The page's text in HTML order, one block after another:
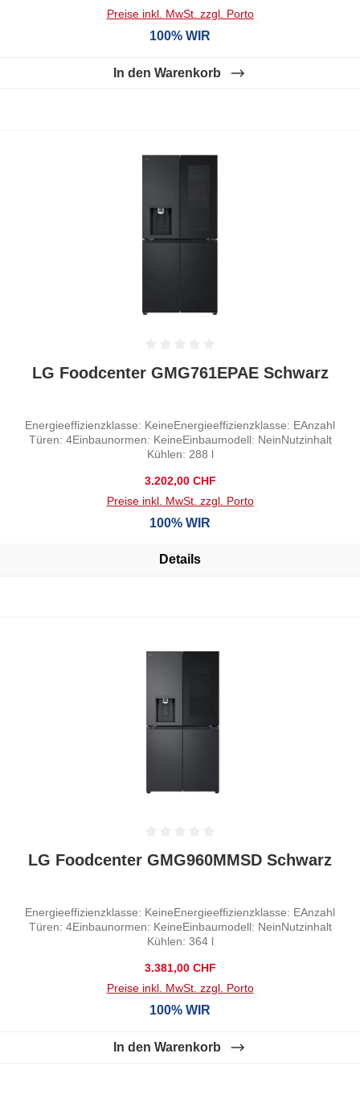
Preise inkl. MwSt. zzgl. Porto
100% WIR
In den Warenkorb
Durchschnittliche Bewertung von 0 von 5 Sternen
LG Foodcenter GMG761EPAE Schwarz
Energieeffizienzklasse: KeineEnergieeffizienzklasse: EAnzahl
Türen: 4Einbaunormen: KeineEinbaumodell: NeinNutzinhalt
Kühlen: 288 l
Regulärer Preis:
3.202,00 CHF
Preise inkl. MwSt. zzgl. Porto
100% WIR
Details
Durchschnittliche Bewertung von 0 von 5 Sternen
LG Foodcenter GMG960MMSD Schwarz
Energieeffizienzklasse: KeineEnergieeffizienzklasse: EAnzahl
Türen: 4Einbaunormen: KeineEinbaumodell: NeinNutzinhalt
Kühlen: 364 l
Regulärer Preis:
3.381,00 CHF
Preise inkl. MwSt. zzgl. Porto
100% WIR
In den Warenkorb